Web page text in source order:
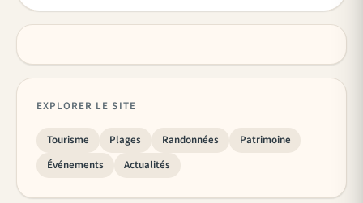
EXPLORER LE SITE
Tourisme Plages Randonnées
Patrimoine
Événements
Actualités